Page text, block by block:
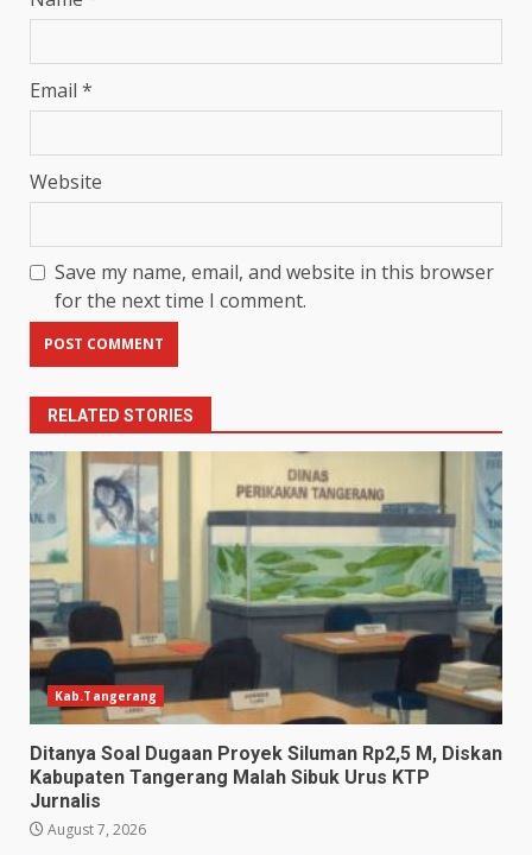
Email *
Website
Save my name, email, and website in this browser
for the next time I comment.
RELATED STORIES
Kab.Tangerang
Ditanya Soal Dugaan Proyek Siluman Rp2,5 M, Diskan
Kabupaten Tangerang Malah Sibuk Urus KTP
Jurnalis
August 7, 2026